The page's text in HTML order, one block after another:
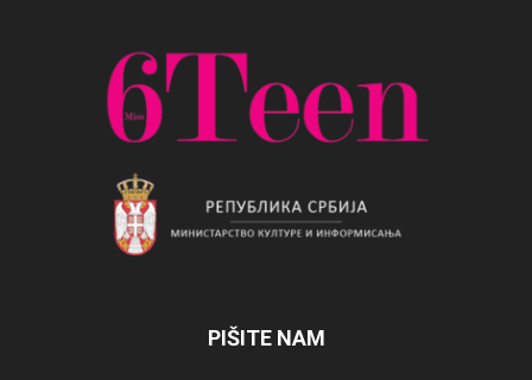
PIŠITE NAM